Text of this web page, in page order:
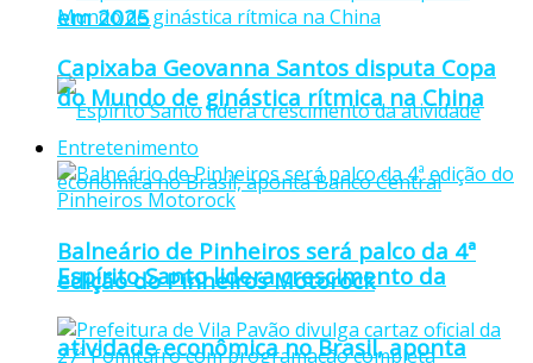
em 2025
Espírito Santo lidera crescimento da
atividade econômica no Brasil, aponta
Capixaba Geovanna Santos disputa Copa
do Mundo de ginástica rítmica na China
Entretenimento
Balneário de Pinheiros será palco da 4ª
edição do Pinheiros Motorock